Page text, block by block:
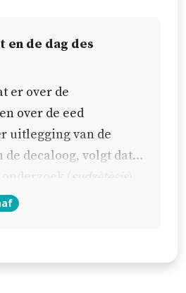
en de dag des
er over de
over de eed
uitlegging van de
de decaloog, volgt dat
de sabbat en de